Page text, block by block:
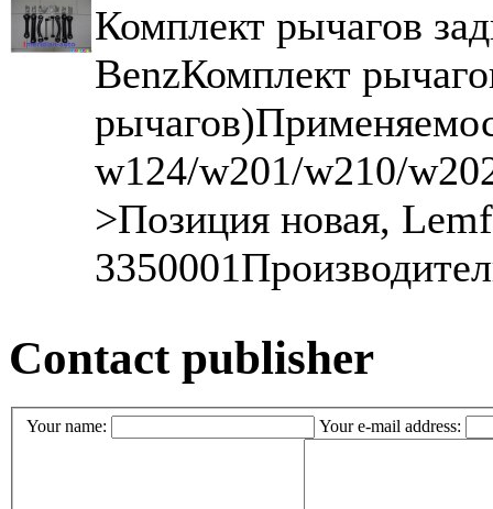
Комплект рычагов
BenzКомплект
w124/w201/w210/
>Позиция новая,
Contact publisher
Your name: Your e-mail address: